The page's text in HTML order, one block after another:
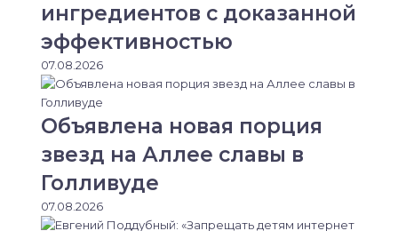
ингредиентов с доказанной
эффективностью
07.08.2026
Объявлена новая порция
звезд на Аллее славы в
Голливуде
07.08.2026